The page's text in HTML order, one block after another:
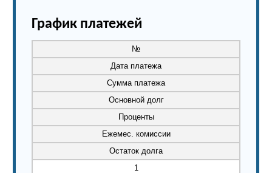
График платежей
№
Дата платежа
Сумма платежа
Основной долг
Проценты
Ежемес. комиссии
Остаток долга
1